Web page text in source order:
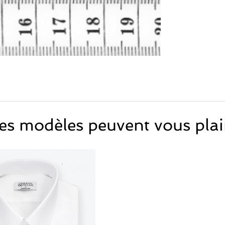
modèles peuvent vous